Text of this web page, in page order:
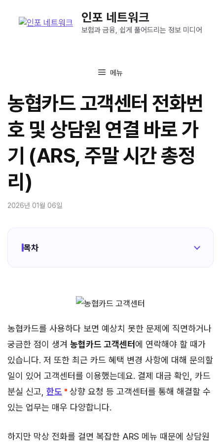
인포 네트워크
보험과 금융, 쉽게 풀어드리는 정보 미디어
메뉴
농협카드 고객센터 전화번
호 및 상담원 연결 바로 가
기 (ARS, 주말 시간 총정
리)
2026년 01월 06일
목차
농협카드를 사용하다 보면 예상치 못한 문제에 직면하거나
궁금한 점이 생겨 농협카드 고객센터에 연락해야 할 때가
있습니다. 저 또한 최근 카드 혜택 변경 사항에 대해 문의할
일이 있어 고객센터를 이용했는데요. 결제 대금 확인, 카드
분실 신고, 한도
상향 요청 등 고객센터를 통해 해결할 수
있는 업무는 매우 다양합니다.
하지만 막상 전화를 걸면 복잡한 ARS 메뉴 때문에 상담원